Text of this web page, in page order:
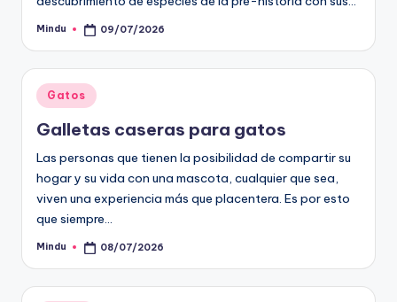
Publicado
Mindu 09/07/2026
Publicado
en
Gatos
Galletas caseras para gatos
Las personas que tienen la posibilidad de compartir su
hogar y su vida con una mascota, cualquier que sea,
viven una experiencia más que placentera. Es por esto
que siempre…
Publicado
Mindu 08/07/2026